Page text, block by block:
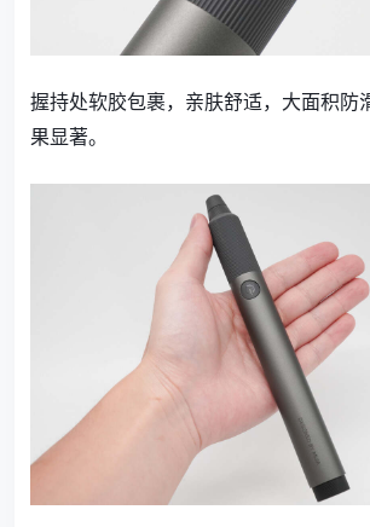
握持处软胶包裹，亲肤舒适，大面积防
果显著。